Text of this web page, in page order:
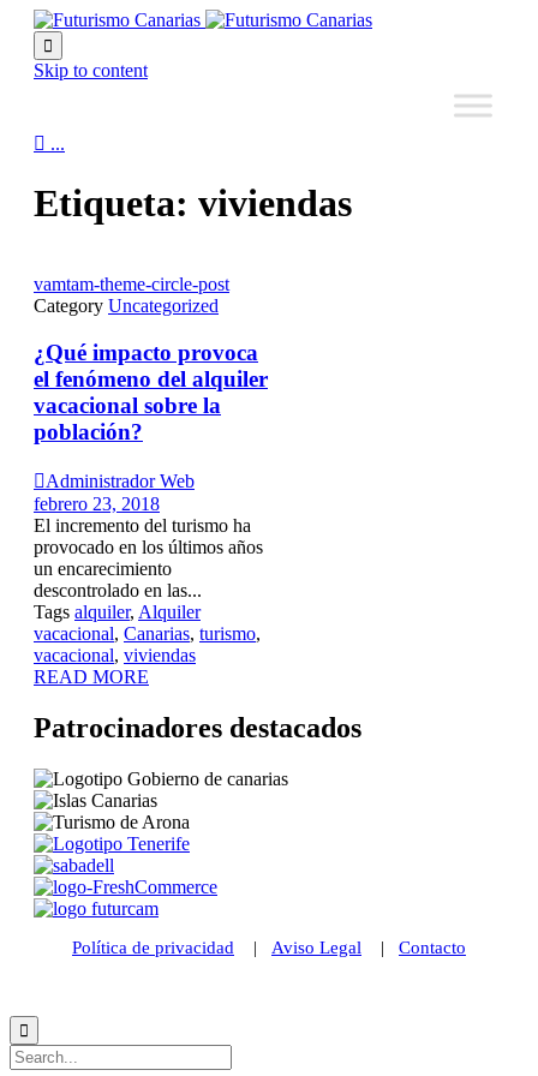

Skip to content
 ...
Etiqueta: viviendas
vamtam-theme-circle-post
Category Uncategorized
¿Qué impacto provoca
el fenómeno del alquiler
vacacional sobre la
población?
Administrador Web
febrero 23, 2018
El incremento del turismo ha
provocado en los últimos años
un encarecimiento
descontrolado en las...
Tags alquiler, Alquiler
vacacional, Canarias, turismo,
vacacional, viviendas
READ MORE
Patrocinadores destacados
Política de privacidad | Aviso Legal | Contacto
